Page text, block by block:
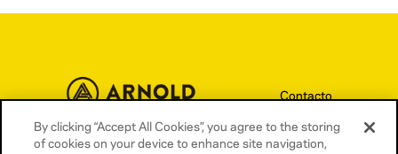
Contacto
Términos y condiciones
By clicking “Accept All Cookies”, you agree to the storing
of cookies on your device to enhance site navigation,